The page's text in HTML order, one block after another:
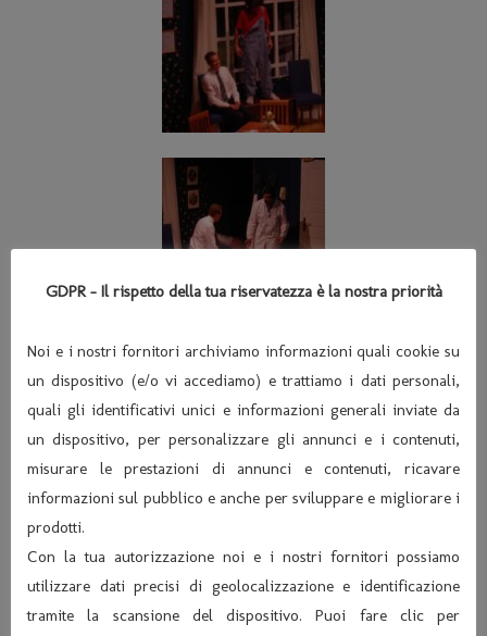
GDPR - Il rispetto della tua riservatezza è la nostra priorità
Noi e i nostri fornitori archiviamo informazioni quali cookie su
un dispositivo (e/o vi accediamo) e trattiamo i dati personali,
quali gli identificativi unici e informazioni generali inviate da
un dispositivo, per personalizzare gli annunci e i contenuti,
misurare le prestazioni di annunci e contenuti, ricavare
informazioni sul pubblico e anche per sviluppare e migliorare i
prodotti.
Con la tua autorizzazione noi e i nostri fornitori possiamo
utilizzare dati precisi di geolocalizzazione e identificazione
tramite la scansione del dispositivo. Puoi fare clic per